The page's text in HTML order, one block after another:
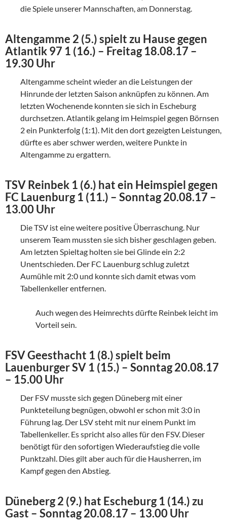
die Spiele unserer Mannschaften, am Donnerstag.
Altengamme 2 (5.) spielt zu Hause gegen
Atlantik 97 1 (16.) – Freitag 18.08.17 –
19.30 Uhr
Altengamme scheint wieder an die Leistungen der
Hinrunde der letzten Saison anknüpfen zu können. Am
letzten Wochenende konnten sie sich in Escheburg
durchsetzen. Atlantik gelang im Heimspiel gegen Börnsen
2 ein Punkterfolg (1:1). Mit den dort gezeigten Leistungen,
dürfte es aber schwer werden, weitere Punkte in
Altengamme zu ergattern.
TSV Reinbek 1 (6.) hat ein Heimspiel gegen
FC Lauenburg 1 (11.) – Sonntag 20.08.17 –
13.00 Uhr
Die TSV ist eine weitere positive Überraschung. Nur
unserem Team mussten sie sich bisher geschlagen geben.
Am letzten Spieltag holten sie bei Glinde ein 2:2
Unentschieden. Der FC Lauenburg schlug zuletzt
Aumühle mit 2:0 und konnte sich damit etwas vom
Tabellenkeller entfernen.
Auch wegen des Heimrechts dürfte Reinbek leicht im
Vorteil sein.
FSV Geesthacht 1 (8.) spielt beim
Lauenburger SV 1 (15.) – Sonntag 20.08.17
– 15.00 Uhr
Der FSV musste sich gegen Düneberg mit einer
Punkteteilung begnügen, obwohl er schon mit 3:0 in
Führung lag. Der LSV steht mit nur einem Punkt im
Tabellenkeller. Es spricht also alles für den FSV. Dieser
benötigt für den sofortigen Wiederaufstieg die volle
Punktzahl. Dies gilt aber auch für die Hausherren, im
Kampf gegen den Abstieg.
Düneberg 2 (9.) hat Escheburg 1 (14.) zu
Gast – Sonntag 20.08.17 – 13.00 Uhr